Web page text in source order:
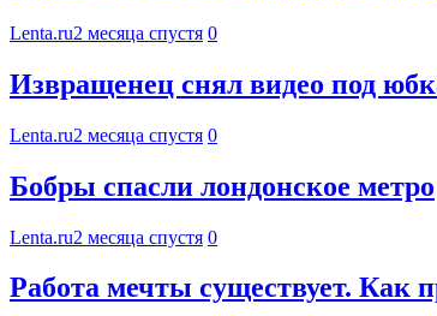
Lenta.ru2 месяца спустя 0
Извращенец снял видео под
Lenta.ru2 месяца спустя 0
Бобры спасли лондонское метро
Lenta.ru2 месяца спустя 0
Работа мечты существует. Как